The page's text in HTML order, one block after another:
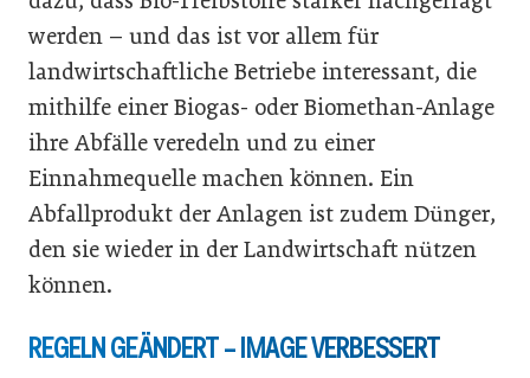
werden – und das ist vor allem für
landwirtschaftliche Betriebe interessant, die
mithilfe einer Biogas- oder Biomethan-Anlage
ihre Abfälle veredeln und zu einer
Einnahmequelle machen können. Ein
Abfallprodukt der Anlagen ist zudem Dünger,
den sie wieder in der Landwirtschaft nützen
können.
REGELN GEÄNDERT – IMAGE VERBESSERT